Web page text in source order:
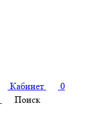
Кабинет
0
Поиск